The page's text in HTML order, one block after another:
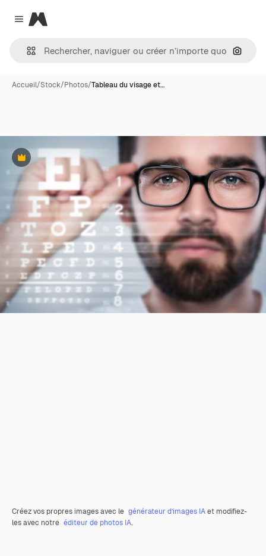
Close menu
Magnific
Accueil/Stock/Photos/Tableau du visage et…
Premium
Créez vos propres images avec le générateur d’images IAet modifiez-
les avec notre éditeur de photos IA.